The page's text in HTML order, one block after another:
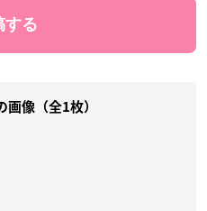
画像（全1枚）